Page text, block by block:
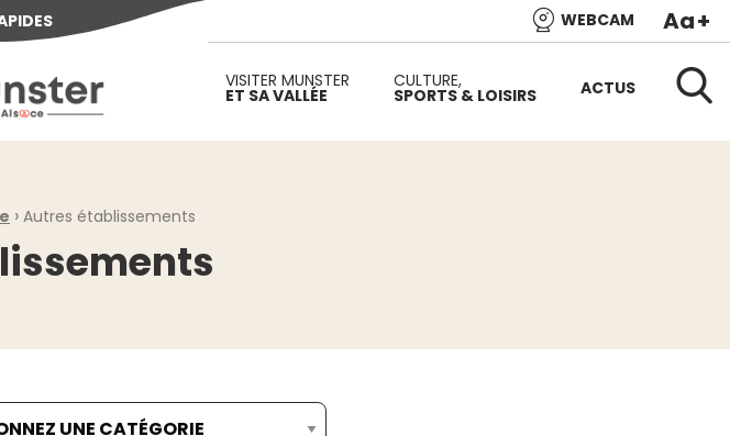
WEBCAM Aa+
(Alsace) Située au cœur de l’Alsace et de l’une des plus belles vallées du versant
VISITER MUNSTER
ET SA VALLÉE
CULTURE,
SPORTS & LOISIRS ACTUS
› Autres établissements